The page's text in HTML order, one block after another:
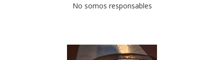
No somos responsables